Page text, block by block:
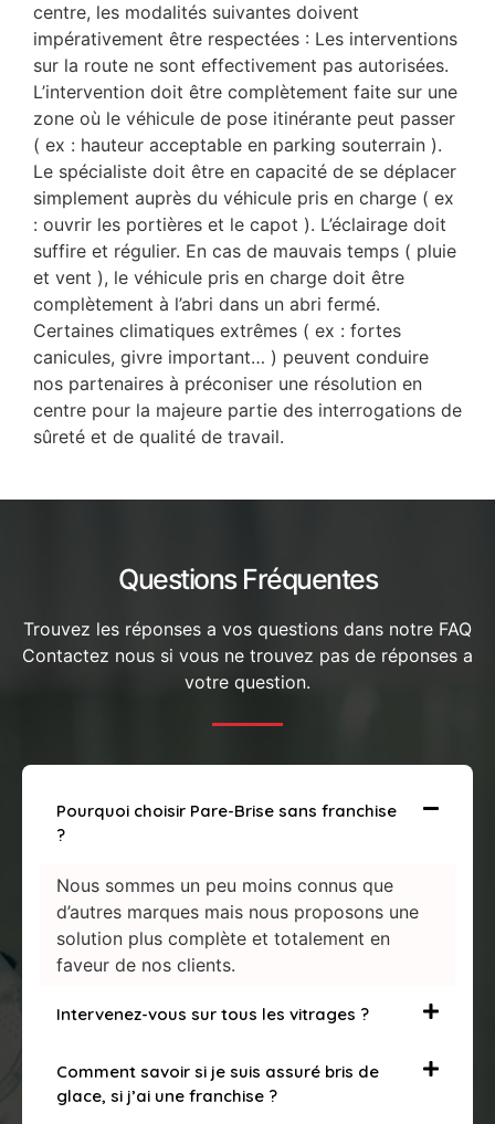
centre, les modalités suivantes doivent
impérativement être respectées : Les interventions
sur la route ne sont effectivement pas autorisées.
L’intervention doit être complètement faite sur une
zone où le véhicule de pose itinérante peut passer
( ex : hauteur acceptable en parking souterrain ).
Le spécialiste doit être en capacité de se déplacer
simplement auprès du véhicule pris en charge ( ex
: ouvrir les portières et le capot ). L’éclairage doit
suffire et régulier. En cas de mauvais temps ( pluie
et vent ), le véhicule pris en charge doit être
complètement à l’abri dans un abri fermé.
Certaines climatiques extrêmes ( ex : fortes
canicules, givre important… ) peuvent conduire
nos partenaires à préconiser une résolution en
centre pour la majeure partie des interrogations de
sûreté et de qualité de travail.
Questions Fréquentes
Trouvez les réponses a vos questions dans notre FAQ
Contactez nous si vous ne trouvez pas de réponses a
votre question.
Pourquoi choisir Pare-Brise sans franchise
?
Nous sommes un peu moins connus que
d’autres marques mais nous proposons une
solution plus complète et totalement en
faveur de nos clients.
Intervenez-vous sur tous les vitrages ?
Comment savoir si je suis assuré bris de
glace, si j’ai une franchise ?